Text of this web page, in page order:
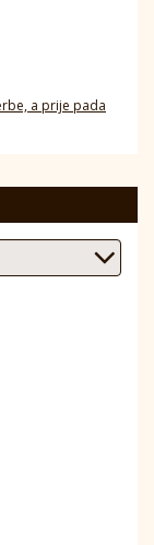
a prije pada